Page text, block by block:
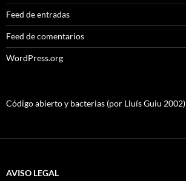
Feed de entradas
Feed de comentarios
WordPress.org
Código abierto y bacterias (por Lluís Guiu 2002)
AVISO LEGAL